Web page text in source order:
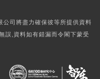
公司將盡力確保彼等所提供資料
誤,資料如有錯漏而令閣下蒙受